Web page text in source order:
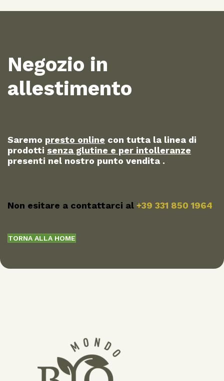
Negozio in
allestimento
Saremo presto online con tutta la linea di
prodotti senza glutine e per intolleranze
presenti nel nostro punto vendita .
Non esitare a contattarci al +39 331 850 1964
TORNA ALLA HOME